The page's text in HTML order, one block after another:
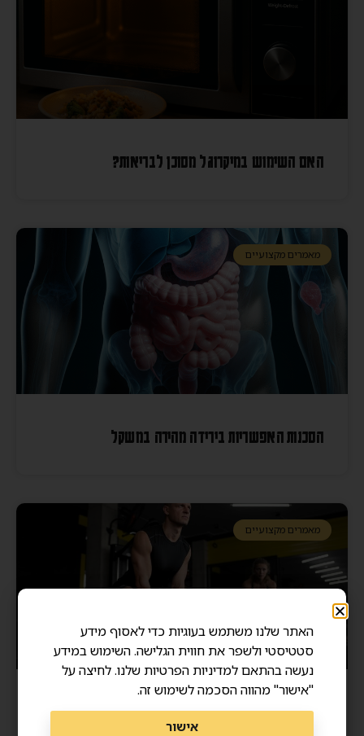
האם השימוש במיקרוגל מסוכן לבריאות?
מאמרים מקצועיים
הסכנות האפשריות בירידה מהירה במשקל
מאמרים מקצועיים
מסת שריר ואריכות ימים – איך שרירים חזקים מצילים
האתר שלנו משתמש בעוגיות כדי לאסוף מידע
סטטיסטי ולשפר את חווית הגלישה. השימוש במידע
נעשה בהתאם למדיניות הפרטיות שלנו. לחיצה על
"אישור" מהווה הסכמה לשימוש זה.
אישור